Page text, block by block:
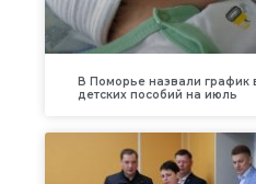
В Поморье назвали график
детских пособий на июль